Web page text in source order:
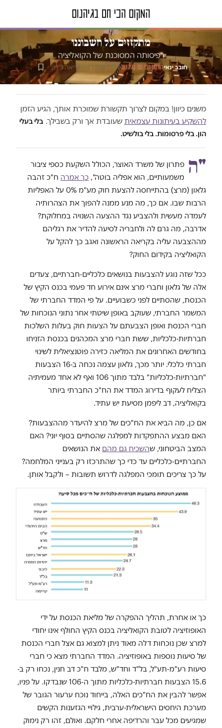
טור דעה
מתקזזים על חשבוננו
רפיסותה המסוכנת של הקואליציה
חובב ינאי·המקום הכי חם בגיהנום·
17.08.2014
·זמן קריאה 3 דק׳
משנים כיוון! במקום לצרוך תקשורת שמוכרת אותך, הגיע הזמן
להשקיע בעיתונות עצמאית שעובדת אך ורק בשבילך. בלי בעלי
הון. בלי פרסומות. בלי בולשיט.
"ה פתרון של משרד האוצר, הכולל השקעת כספי ציבור
משמעותיים, הוא אפליה בוטה", כך אמרה ח"כ זהבה
גלאון (מרצ) בהתייחסה להצעת חוק מע"מ 0% על האפליות
הרבות שבו. אם כך, מה מנע ממנה להפוך את הצהרותיה
לעמדה מעשית ולהצביע נגד ההצעה השנויה במחלוקת?
אדרבה, מה גרם לה ולחבריה לסיעה להדיר את רגליהם
מההצבעה עליה בקריאה הראשונה ואגב כך להקל על
הקואליציה בקידום החוק?
ככל שזה נוגע להצבעות בנושאים כלכליים-חברתיים, צעדים
אלה של גלאון וחברי מרצ אינם אירוע חד פעמי בכנס הקיץ של
הכנסת, שהסתיים לפני כשבועיים. על פי המדד החברתי של
המשמר החברתי, שעוקב באופן שיטתי אחר נתוני הנוכחות של
חברי הכנסת ואופן הצבעתם על הצעות חוק בעלות השלכות
חברתיות-כלכליות, ששת חברי מרצ המכהנים בכנסת הזניחו
בחודשים האחרונים את המליאה כזירה פוטנציאלית לשינוי
חברתי כלכלי. יותר מכך, גלאון עצמה נכחה ב-16 הצבעות
"חברתיות-כלכליות" בלבד מתוך 106 ואף לא אחד מעמיתיה
הצליח לעקוף בדירוג המדד את הח"כ החברתי ביותר
בקואליציה, דב ליפמן מסיעת יש עתיד.
אם כן, מה הביא את הח"כים של מרצ להיעדר מההצבעות?
האם מבצע ההתפקדות למפלגה שהסתיים בסוף יוני? האם
המצב הביטחוני, שהשכיח גם מהם את הנושאים
החברתיים-כלכליים עד כדי כך שהתרכזו רק בענייני המלחמה?
על כך צריכים תומכי המפלגה לדרוש תשובות – ולקבל אותן.
כך או אחרת, תהליך ההפקרה של מליאת הכנסת על ידי
האופוזיציה לטובת הקואליציה בכנס הקיץ החולף אינו יחודי
למרצ שכן נוכחות דלה מאוד ניתן למצוא גם אצל חברי הכנסת
של סיעות נוספות באופוזיציה. המדד החברתי מצא כי חברי
סיעות רע"מ-תע"ל, בל"ד וחד"ש, מלבד ח"כ דב חנין, נכחו רק ב-
15.6 הצבעות חברתיות-כלכליות מתוך ה-106 שנבדקו. על פניו,
אפשר להבין את הח"כים האלה, בייחוד נוכח ערעור הגובר של
מערכת היחסים הישראלית-ערבית, גילויי הגזענות הקשים
שמגיעים מכל עבר והרדיפה אחרי חלקם. ואולם, זהו רק נימוק